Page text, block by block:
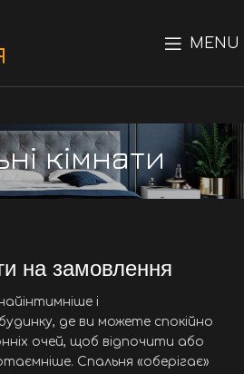
MENU
кімнати
на замовлення
і
де ви можете спокійно
очей, щоб відпочити або
Спальня «оберігає»